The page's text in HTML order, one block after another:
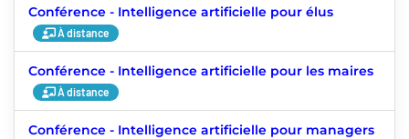
Conférence - Intelligence artificielle pour élus
À distance
Conférence - Intelligence artificielle pour les maires
À distance
Conférence - Intelligence artificielle pour managers